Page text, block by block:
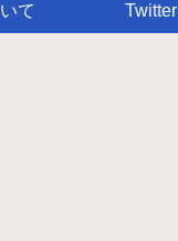
て Twitter